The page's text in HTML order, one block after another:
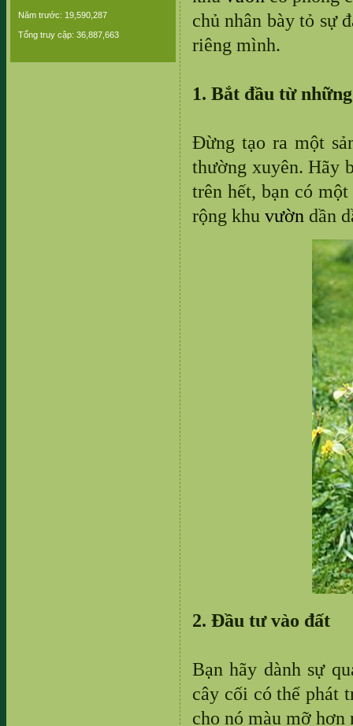
Năm trước: 19,590,287
Tổng truy cập: 36,887,663
chủ nhân bày tỏ sự
riêng mình.
1. Bắt đầu từ
Đừng tạo ra một
thường xuyên. Hãy
trên hết, bạn có
rộng khu vườn dần
2. Đầu tư vào đất
Bạn hãy dành sự
cây cối có thể phát
cho nó màu mỡ